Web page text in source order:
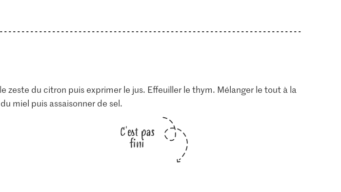
zeste du citron puis exprimer le jus. Effeuiller le thym. Mélanger le tout à la
miel puis assaisonner de sel.
C'est pas
fini